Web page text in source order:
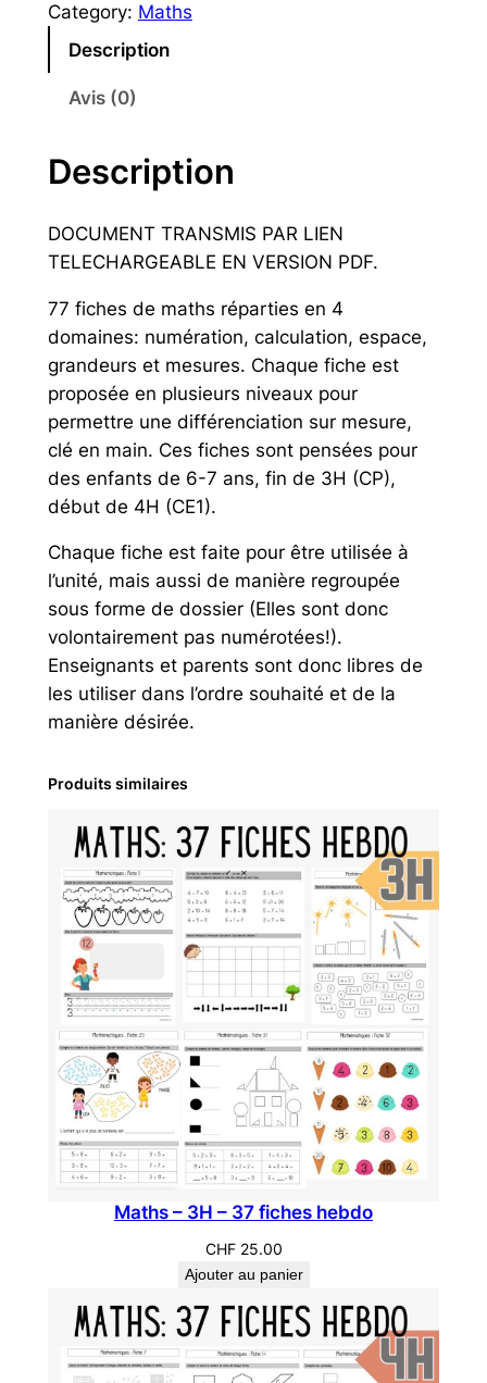
n
i
d
e
a
t
h
s
–
C
P
-
C
E
/
3
H
-
4
H
–
o
e
n
i
v
:
Category: Maths
Description
Avis (0)
Description
DOCUMENT TRANSMIS PAR LIEN
TELECHARGEABLE EN VERSION PDF.
77 fiches de maths réparties en 4
domaines: numération, calculation, espace,
grandeurs et mesures. Chaque fiche est
proposée en plusieurs niveaux pour
permettre une différenciation sur mesure,
clé en main. Ces fiches sont pensées pour
des enfants de 6-7 ans, fin de 3H (CP),
début de 4H (CE1).
Chaque fiche est faite pour être utilisée à
l’unité, mais aussi de manière regroupée
sous forme de dossier (Elles sont donc
volontairement pas numérotées!).
Enseignants et parents sont donc libres de
les utiliser dans l’ordre souhaité et de la
manière désirée.
Produits similaires
Maths – 3H – 37 fiches hebdo
CHF25.00
Ajouter au panier